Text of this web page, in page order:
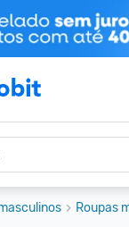
Roupas